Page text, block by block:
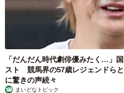
「だんだん時代劇俳優みたく…」
スト 競馬界の57歳レジェンドらと
に驚きの声続々
まいどなトピック